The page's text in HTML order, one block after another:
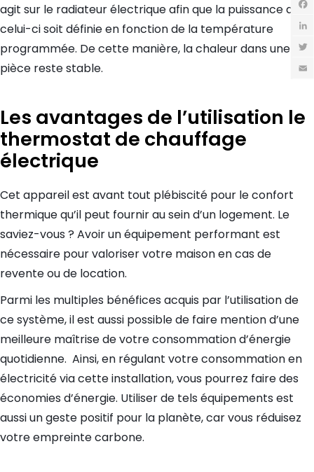
agit sur le radiateur électrique afin que la puissance de
celui-ci soit définie en fonction de la température
programmée. De cette manière, la chaleur dans une
pièce reste stable.
Les avantages de l’utilisation le
thermostat de chauffage
électrique
Cet appareil est avant tout plébiscité pour le confort
thermique qu’il peut fournir au sein d’un logement. Le
saviez-vous ? Avoir un équipement performant est
nécessaire pour valoriser votre maison en cas de
revente ou de location.
Parmi les multiples bénéfices acquis par l’utilisation de
ce système, il est aussi possible de faire mention d’une
meilleure maîtrise de votre consommation d’énergie
quotidienne. Ainsi, en régulant votre consommation en
électricité via cette installation, vous pourrez faire des
économies d’énergie. Utiliser de tels équipements est
aussi un geste positif pour la planète, car vous réduisez
votre empreinte carbone.